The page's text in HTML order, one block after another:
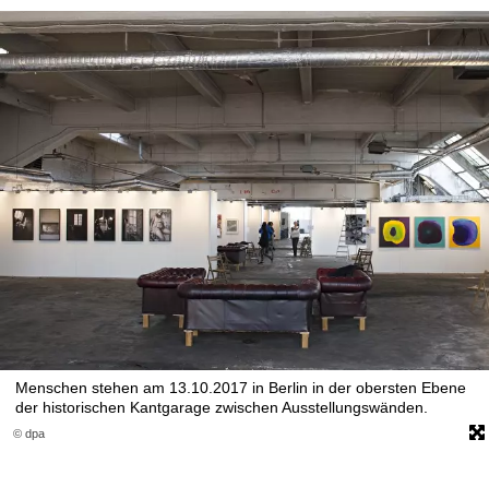
© dpa
Menschen stehen am 13.10.2017 in Berlin in der obersten Ebene
der historischen Kantgarage zwischen Ausstellungswänden.